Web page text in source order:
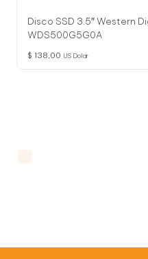
Disco SSD 3.5″ Western
WDS500G5G0A
$ 138,00 US Dolar